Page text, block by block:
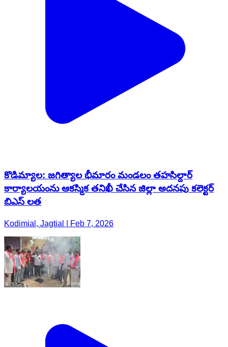
కొడిమ్యాల: జగిత్యాల భీమారం మండలం తహసిల్దార్
కార్యాలయంను ఆకస్మిక తనిఖీ చేసిన జిల్లా అదనపు కలెక్టర్
బిఎస్ లత
Kodimial, Jagtial | Feb 7, 2026